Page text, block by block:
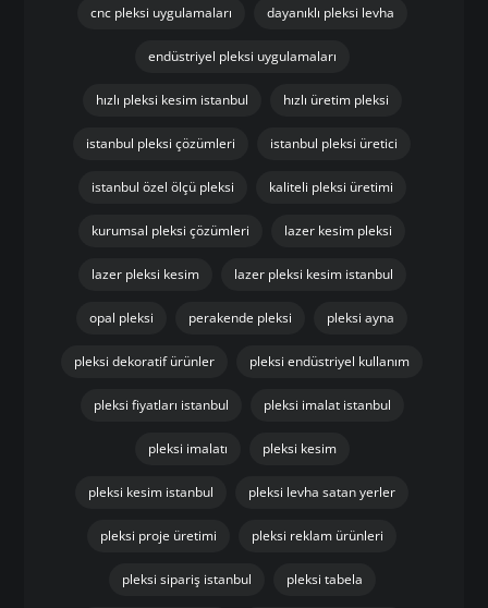
cnc pleksi uygulamaları dayanıklı pleksi levha
endüstriyel pleksi uygulamaları
hızlı pleksi kesim istanbul hızlı üretim pleksi
istanbul pleksi çözümleri istanbul pleksi üretici
istanbul özel ölçü pleksi kaliteli pleksi üretimi
kurumsal pleksi çözümleri lazer kesim pleksi
lazer pleksi kesim lazer pleksi kesim istanbul
opal pleksi perakende pleksi pleksi ayna
pleksi dekoratif ürünler pleksi endüstriyel kullanım
pleksi fiyatları istanbul pleksi imalat istanbul
pleksi imalatı pleksi kesim
pleksi kesim istanbul pleksi levha satan yerler
pleksi proje üretimi pleksi reklam ürünleri
pleksi sipariş istanbul pleksi tabela